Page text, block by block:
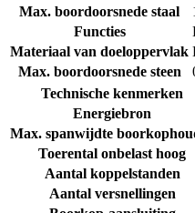
Max. boordoorsnede staal
Functies
Materiaal van doeloppervlak
Max. boordoorsnede steen
Technische kenmerken
Energiebron
Max. spanwijdte
Toerental onbelast hoog
Aantal koppelstanden
Aantal versnellingen